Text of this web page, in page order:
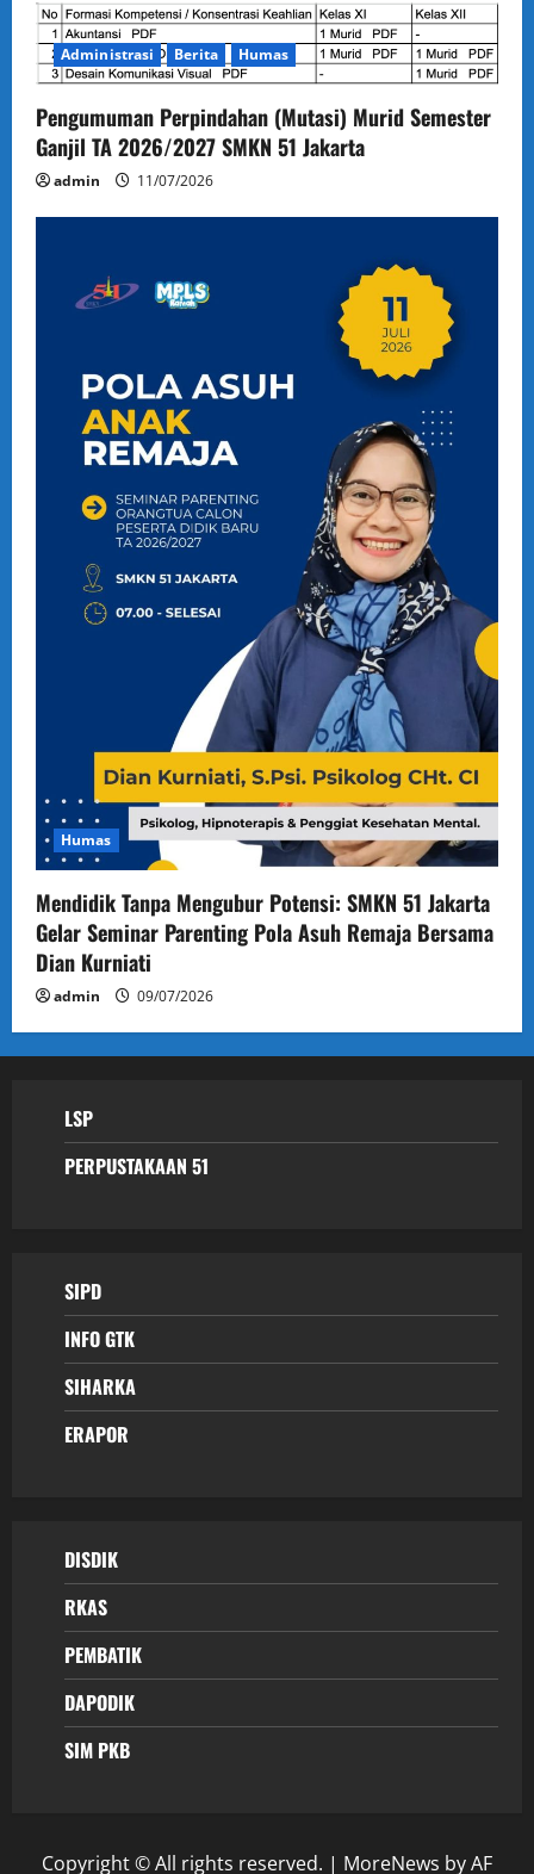
Administrasi Berita Humas
Pengumuman Perpindahan (Mutasi) Murid Semester
Ganjil TA 2026/2027 SMKN 51 Jakarta
admin 11/07/2026
Humas
Mendidik Tanpa Mengubur Potensi: SMKN 51 Jakarta
Gelar Seminar Parenting Pola Asuh Remaja Bersama
Dian Kurniati
admin 09/07/2026
LSP
PERPUSTAKAAN 51
SIPD
INFO GTK
SIHARKA
ERAPOR
DISDIK
RKAS
PEMBATIK
DAPODIK
SIM PKB
Copyright © All rights reserved. | MoreNews by AF